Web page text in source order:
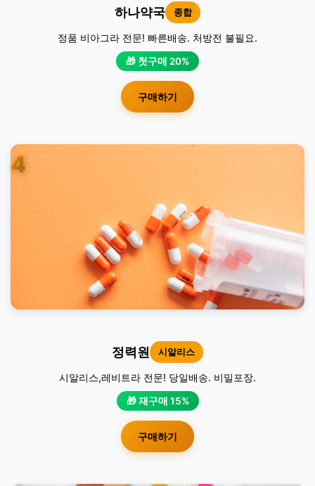
하나약국 종합
정품 비아그라 전문! 빠른배송. 처방전 불필요.
🎁 첫구매 20%
구매하기
4
정력원 시알리스
시알리스,레비트라 전문! 당일배송. 비밀포장.
🎁 재구매 15%
구매하기